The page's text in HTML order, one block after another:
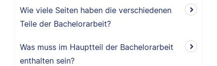
Wie viele Seiten haben die verschiedenen
Teile der Bachelorarbeit?
Was muss im Hauptteil der Bachelorarbeit
enthalten sein?